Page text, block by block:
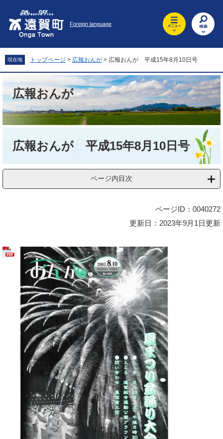
先
頭
を
飛
文
へ
Foreign language
現在地 トップページ > 広報おんが > 広報おんが 平成15年8月10日号
広報おんが
広報おんが 平成15年8月10日号
ページ内目次
ページID：0040272
更新日：2023年9月1日更新